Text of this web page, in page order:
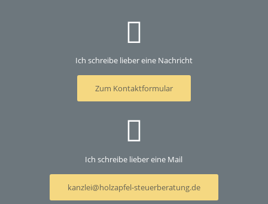
Ich schreibe lieber eine Nachricht
Zum Kontaktformular
Ich schreibe lieber eine Mail
kanzlei@holzapfel-steuerberatung.de